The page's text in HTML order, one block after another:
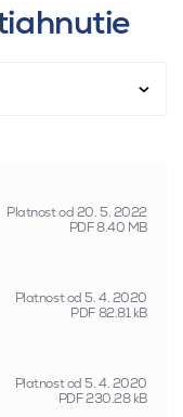
Platnost od20. 5. 2022
PDF8.40 MB
Platnost od 5. 4. 2020
PDF82.81 kB
Platnost od 5. 4. 2020
PDF230.28 kB